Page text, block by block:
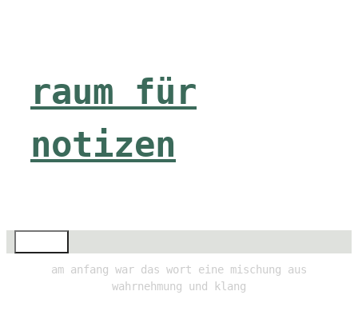
raum für
notizen
am anfang war das wort eine mischung aus
wahrnehmung und klang